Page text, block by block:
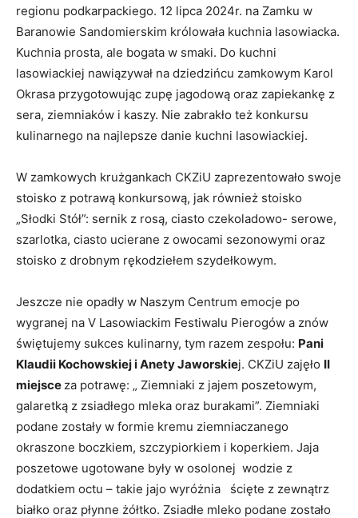
regionu podkarpackiego. 12 lipca 2024r. na Zamku w
Baranowie Sandomierskim królowała kuchnia lasowiacka.
Kuchnia prosta, ale bogata w smaki. Do kuchni
lasowiackiej nawiązywał na dziedzińcu zamkowym Karol
Okrasa przygotowując zupę jagodową oraz zapiekankę z
sera, ziemniaków i kaszy. Nie zabrakło też konkursu
kulinarnego na najlepsze danie kuchni lasowiackiej.
W zamkowych krużgankach CKZiU zaprezentowało swoje
stoisko z potrawą konkursową, jak również stoisko
„Słodki Stół”: sernik z rosą, ciasto czekoladowo- serowe,
szarlotka, ciasto ucierane z owocami sezonowymi oraz
stoisko z drobnym rękodziełem szydełkowym.
Jeszcze nie opadły w Naszym Centrum emocje po
wygranej na V Lasowiackim Festiwalu Pierogów a znów
świętujemy sukces kulinarny, tym razem zespołu: Pani
Klaudii Kochowskiej i Anety Jaworskiej. CKZiU zajęło II
miejsce za potrawę: „ Ziemniaki z jajem poszetowym,
galaretką z zsiadłego mleka oraz burakami”. Ziemniaki
podane zostały w formie kremu ziemniaczanego
okraszone boczkiem, szczypiorkiem i koperkiem. Jaja
poszetowe ugotowane były w osolonej wodzie z
dodatkiem octu – takie jajo wyróżnia ścięte z zewnątrz
białko oraz płynne żółtko. Zsiadłe mleko podane zostało